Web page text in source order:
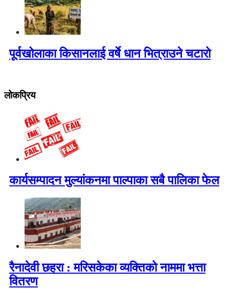
पूर्वखोलाका किसानलाई वर्षे धान भित्राउने चटारो
लोकप्रिय
कार्यसम्पादन मुल्यांकनमा पाल्पाका सबै पालिका फेल
रैनादेवी छहरा : मरिसकेका व्यक्तिको नाममा भत्ता
वितरण